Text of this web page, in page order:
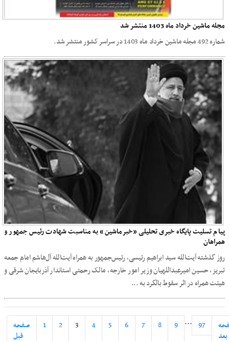
مجله ماشین خرداد ماه 1403 منتشر شد
شماره 492 مجله ماشین خرداد ماه 1403 در سراسر کشور منتشر شد.
پیام تسلیت پایگاه خبری تحلیلی «خبرماشین» به مناسبت شهادت رئیس جمهور و
همراهان
روز گذشته آیت‌الله سید ابراهیم رئیسی، رئیس‌جمهور به‌ همراه آیت‌الله آل‌هاشم امام جمعه
تبریز، حسین امیرعبداللهیان وزیر امور خارجه، مالک رحمتی استاندار آذربایجان شرقی و
هیئت همراه در اثر سقوط بالگرد به ...
صفحه
قبل
1 2 3 4 5 6 7 8 9 ... 97
بعد